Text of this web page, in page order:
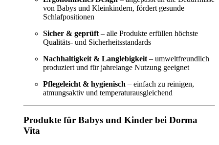
von Babys und Kleinkindern, fördert gesunde
Schlafpositionen
Sicher & geprüft – alle Produkte erfüllen höchste
Qualitäts- und Sicherheitsstandards
Nachhaltigkeit & Langlebigkeit – umweltfreundlich
produziert und für jahrelange Nutzung geeignet
Pflegeleicht & hygienisch – einfach zu reinigen,
atmungsaktiv und temperaturausgleichend
Produkte für Babys und Kinder bei Dorma
Vita